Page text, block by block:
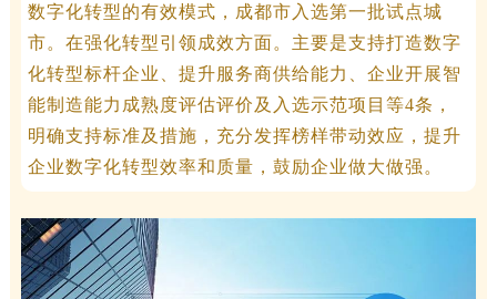
数字化转型的有效模式，成都市入选第一批试点城
市。在强化转型引领成效方面。主要是支持打造数字
化转型标杆企业、提升服务商供给能力、企业开展智
能制造能力成熟度评估评价及入选示范项目等4条，
明确支持标准及措施，充分发挥榜样带动效应，提升
企业数字化转型效率和质量，鼓励企业做大做强。